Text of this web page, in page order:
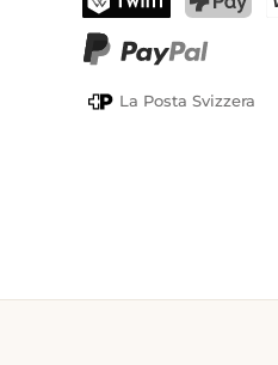
TWINT
La Posta Svizzera